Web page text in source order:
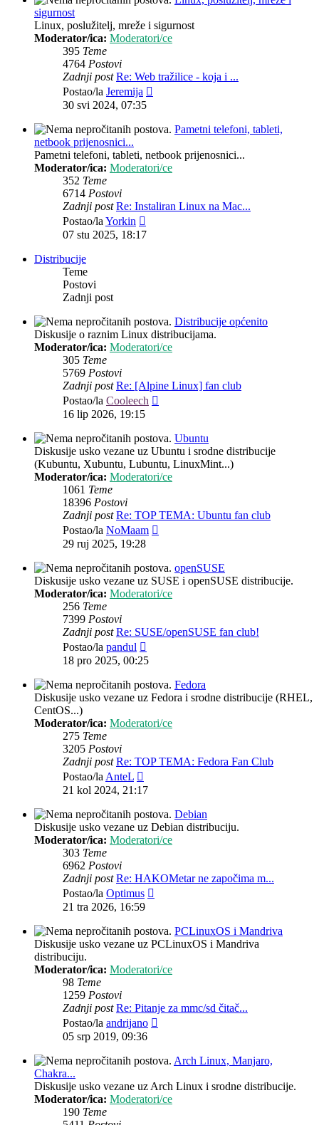
sigurnost
Linux, poslužitelj, mreže i sigurnost
Moderator/ica: Moderatori/ce
395 Teme
4764 Postovi
Zadnji post Re: Web tražilice - koja i ...
Postao/la Jeremija
30 svi 2024, 07:35
Pametni telefoni, tableti,
netbook prijenosnici...
Pametni telefoni, tableti, netbook prijenosnici...
Moderator/ica: Moderatori/ce
352 Teme
6714 Postovi
Zadnji post Re: Instaliran Linux na Mac...
Postao/laYorkin
post
07 stu 2025, 18:17
Distribucije
Teme
Postovi
Zadnji post
Distribucije općenito
Diskusije o raznim Linux distribucijama.
Moderator/ica: Moderatori/ce
305 Teme
5769 Postovi
Zadnji post Re: [Alpine Linux] fan club
Postao/la Cooleech
16 lip 2026, 19:15
Ubuntu
Diskusije usko vezane uz Ubuntu i srodne distribucije
(Kubuntu, Xubuntu, Lubuntu, LinuxMint...)
Moderator/ica: Moderatori/ce
1061 Teme
18396 Postovi
Zadnji post Re: TOP TEMA: Ubuntu fan club
Postao/la NoMaam
29 ruj 2025, 19:28
openSUSE
Diskusije usko vezane uz SUSE i openSUSE distribucije.
Moderator/ica: Moderatori/ce
256 Teme
7399 Postovi
Zadnji post Re: SUSE/openSUSE fan club!
Postao/la pandul
post
18 pro 2025, 00:25
Fedora
Diskusije usko vezane uz Fedora i srodne distribucije (RHEL,
CentOS...)
Moderator/ica: Moderatori/ce
275 Teme
3205 Postovi
Zadnji post Re: TOP TEMA: Fedora Fan Club
Postao/laAnteL
post
21 kol 2024, 21:17
Debian
Diskusije usko vezane uz Debian distribuciju.
Moderator/ica: Moderatori/ce
303 Teme
6962 Postovi
Zadnji post Re: HAKOMetar ne započima m...
Postao/la Optimus
21 tra 2026, 16:59
PCLinuxOS i Mandriva
Diskusije usko vezane uz PCLinuxOS i Mandriva
distribuciju.
Moderator/ica: Moderatori/ce
98 Teme
1259 Postovi
Zadnji post Re: Pitanje za mmc/sd čitač...
Postao/la andrijano
05 srp 2019, 09:36
Arch Linux, Manjaro,
Chakra...
Diskusije usko vezane uz Arch Linux i srodne distribucije.
Moderator/ica: Moderatori/ce
190 Teme